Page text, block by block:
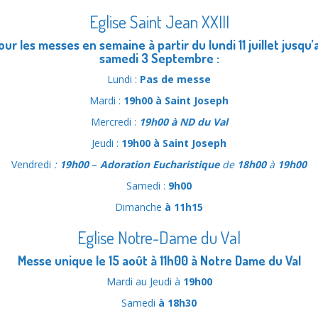
Eglise Saint Jean XXIII
les messes en semaine à partir du lundi 11 juillet
samedi 3 Septembre :
Lundi : Pas de messe
Mardi : 19h00 à Saint Joseph
Mercredi : 19h00 à ND du Val
Jeudi : 19h00 à Saint Joseph
Vendredi :19h00– Adoration Eucharistiquede 18h00à 19h00
Samedi : 9h00
Dimanche à 11h15
Eglise Notre-Dame du Val
Messe unique le 15 août à 11h00 à Notre Dame du Val
Mardi au Jeudi à 19h00
Samedi à 18h30